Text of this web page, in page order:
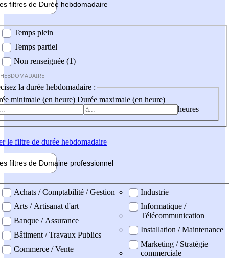
filtres de Durée hebdomadaire
Temps plein
Temps partiel
Non renseignée (1)
la durée hebdomadaire :
minimale (en heure) Durée maximale (en heure)
heures
le filtre de durée hebdomadaire
filtres de Domaine professionnel
professionel
Achats / Comptabilité / Gestion
Arts / Artisanat d'art
Banque / Assurance
Bâtiment / Travaux Publics
Commerce / Vente
Industrie
Informatique /
Télécommunication
Installation / Maintenance
Marketing / Stratégie
commerciale